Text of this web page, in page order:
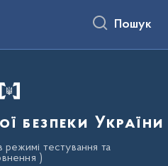
Пошук
безпеки України
тестування та
)